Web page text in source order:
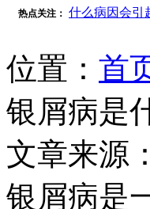
热点关注： 什么病因会引
位置： 首
银屑病是
文章来源
银屑病是